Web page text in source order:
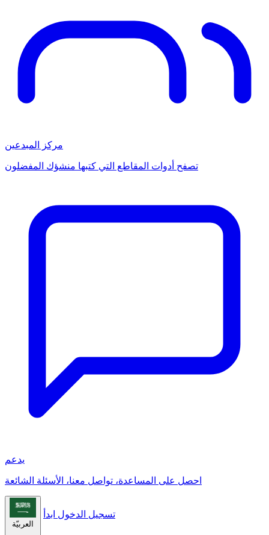
مركز المبدعين
تصفح أدوات المقاطع التي كتبها منشؤك المفضلون
يدعم
احصل على المساعدة، تواصل معنا، الأسئلة الشائعة
العربيّة
تسجيل الدخول ابدأ